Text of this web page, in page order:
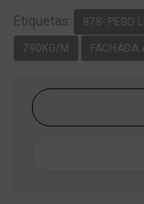
Etiquetas: 878- PESO
790KG/M FACHADA